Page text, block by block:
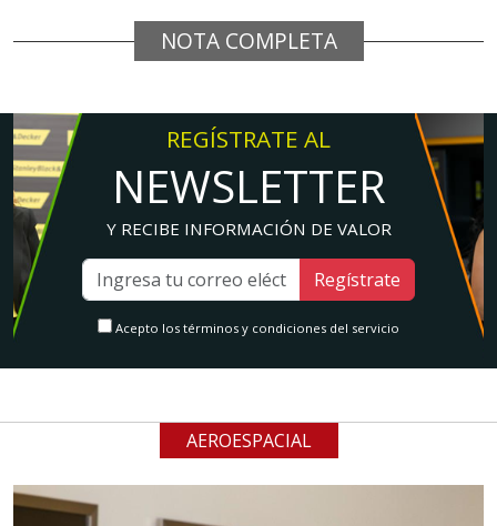
NOTA COMPLETA
REGÍSTRATE AL
NEWSLETTER
Y RECIBE INFORMACIÓN DE VALOR
Regístrate
Acepto los términos y condiciones del servicio
AEROESPACIAL